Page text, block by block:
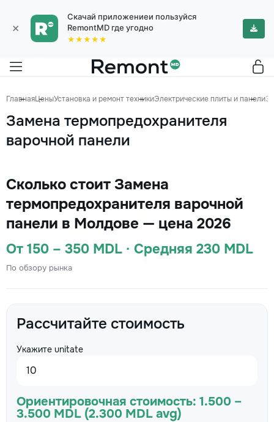
×
Скачай приложениеи пользуйся
RemontMD где угодно
★★★★★
ГлавнаяЦеныУстановка и ремонт техникиЭлектрические плиты и панели
Замена термопредохранителя
варочной панели
Сколько стоит Замена
термопредохранителя варочной
панели в Молдове — цена 2026
От 150 – 350 MDL · Средняя 230 MDL
По обзору рынка
Рассчитайте стоимость
Укажите unitate
Ориентировочная стоимость: 1.500 –
3.500 MDL (2.300 MDL avg)